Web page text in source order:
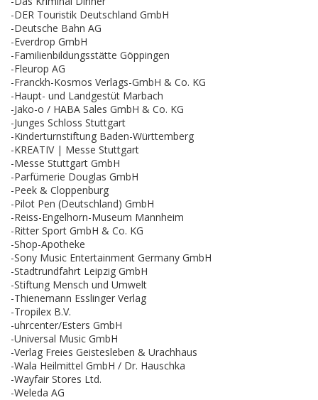
-DER Touristik Deutschland GmbH
-Deutsche Bahn AG
-Everdrop GmbH
-Familienbildungsstätte Göppingen
-Fleurop AG
-Franckh-Kosmos Verlags-GmbH & Co. KG
-Haupt- und Landgestüt Marbach
-Jako-o / HABA Sales GmbH & Co. KG
-Junges Schloss Stuttgart
-Kinderturnstiftung Baden-Württemberg
-KREATIV | Messe Stuttgart
-Messe Stuttgart GmbH
-Parfümerie Douglas GmbH
-Peek & Cloppenburg
-Pilot Pen (Deutschland) GmbH
-Reiss-Engelhorn-Museum Mannheim
-Ritter Sport GmbH & Co. KG
-Shop-Apotheke
-Sony Music Entertainment Germany GmbH
-Stadtrundfahrt Leipzig GmbH
-Stiftung Mensch und Umwelt
-Thienemann Esslinger Verlag
-Tropilex B.V.
-uhrcenter/Esters GmbH
-Universal Music GmbH
-Verlag Freies Geistesleben & Urachhaus
-Wala Heilmittel GmbH / Dr. Hauschka
-Wayfair Stores Ltd.
-Weleda AG